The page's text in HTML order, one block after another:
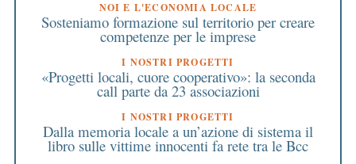
NOI E L'ECONOMIA LOCALE
Sosteniamo formazione sul territorio per creare
competenze per le imprese
I NOSTRI PROGETTI
«Progetti locali, cuore cooperativo»: la seconda
call parte da 23 associazioni
I NOSTRI PROGETTI
Dalla memoria locale a un’azione di sistema il
libro sulle vittime innocenti fa rete tra le Bcc